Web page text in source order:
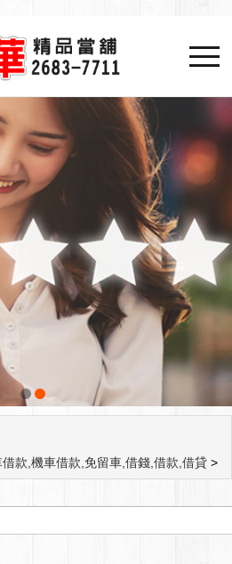
款,機車借款,免留車,借錢,借款,借貸 >